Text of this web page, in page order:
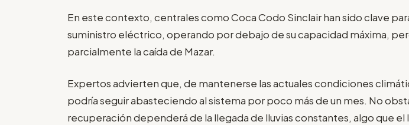
En este contexto, centrales como Coca Codo Sinclair han sido clave
suministro eléctrico, operando por debajo de su capacidad máxima,
parcialmente la caída de Mazar.
Expertos advierten que, de mantenerse las actuales condiciones
podría seguir abasteciendo al sistema por poco más de un mes. No
recuperación dependerá de la llegada de lluvias constantes, algo que